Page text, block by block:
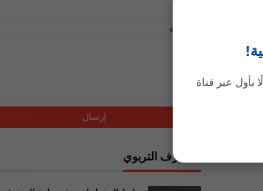
بأول عبر قناة
*
المشرف التربوي